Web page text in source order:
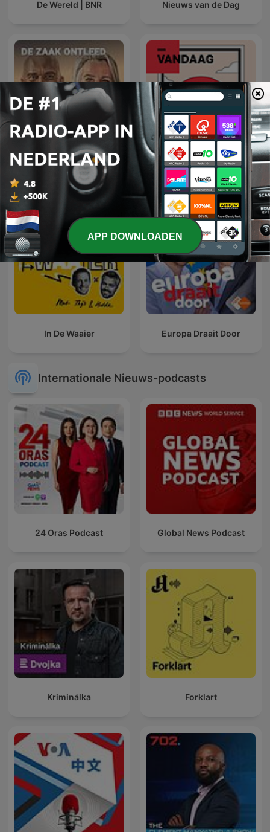
De Wereld | BNR Nieuws van de Dag
De zaak ontleed NRC Vandaag
In De Waaier Europa Draait Door
Internationale Nieuws-podcasts
24 Oras Podcast Global News Podcast
Kriminálka Forklart
APP DOWNLOADEN